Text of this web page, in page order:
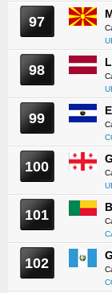
97
98
99
100
101
102